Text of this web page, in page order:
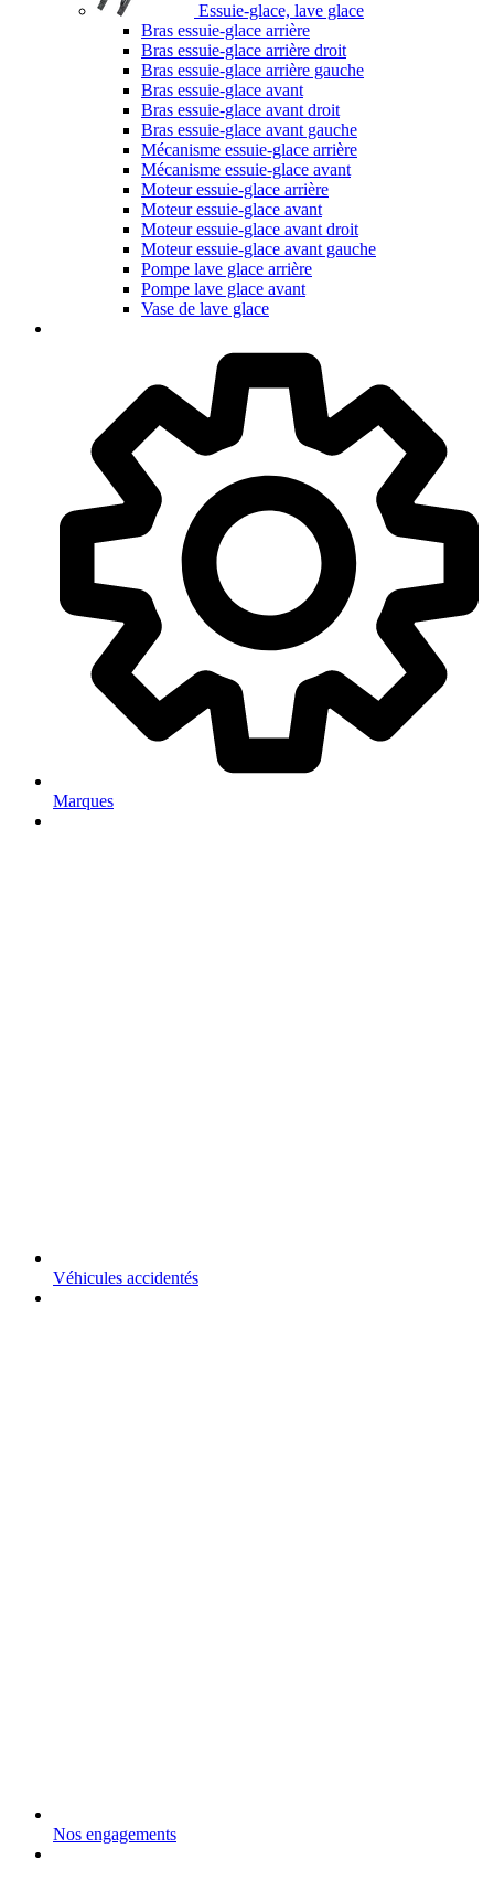
Essuie-glace, lave glace
Bras essuie-glace arrière
Bras essuie-glace arrière droit
Bras essuie-glace arrière gauche
Bras essuie-glace avant
Bras essuie-glace avant droit
Bras essuie-glace avant gauche
Mécanisme essuie-glace arrière
Mécanisme essuie-glace avant
Moteur essuie-glace arrière
Moteur essuie-glace avant
Moteur essuie-glace avant droit
Moteur essuie-glace avant gauche
Pompe lave glace arrière
Pompe lave glace avant
Vase de lave glace
Marques
Véhicules accidentés
Nos engagements